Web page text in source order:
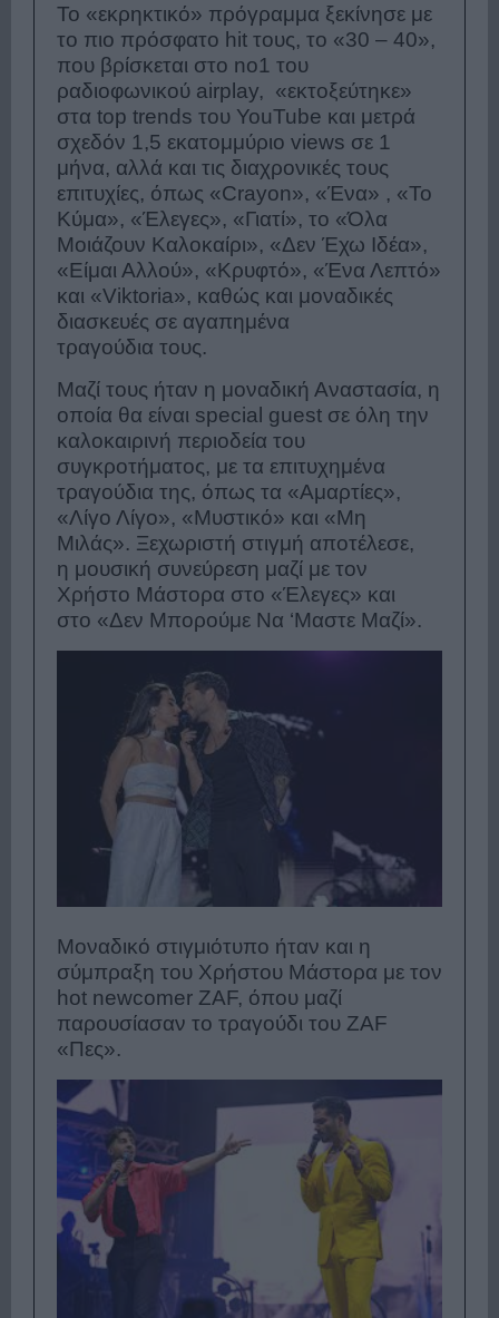
Το «εκρηκτικό» πρόγραμμα ξεκίνησε με
το πιο πρόσφατο hit τους, το «30 – 40»,
που βρίσκεται στο no1 του
ραδιοφωνικού airplay, «εκτοξεύτηκε»
στα top trends του YouTube και μετρά
σχεδόν 1,5 εκατομμύριο views σε 1
μήνα, αλλά και τις διαχρονικές τους
επιτυχίες, όπως «Crayon», «Ένα» , «Το
Κύμα», «Έλεγες», «Γιατί», το «Όλα
Μοιάζουν Καλοκαίρι», «Δεν Έχω Ιδέα»,
«Είμαι Αλλού», «Κρυφτό», «Ένα Λεπτό»
και «Viktoria», καθώς και μοναδικές
διασκευές σε αγαπημένα
τραγούδια τους.
Μαζί τους ήταν η μοναδική Αναστασία, η
οποία θα είναι special guest σε όλη την
καλοκαιρινή περιοδεία του
συγκροτήματος, με τα επιτυχημένα
τραγούδια της, όπως τα «Αμαρτίες»,
«Λίγο Λίγο», «Μυστικό» και «Μη
Μιλάς». Ξεχωριστή στιγμή αποτέλεσε,
η μουσική συνεύρεση μαζί με τον
Χρήστο Μάστορα στο «Έλεγες» και
στο «Δεν Μπορούμε Να ‘Μαστε Μαζί».
Μοναδικό στιγμιότυπο ήταν και η
σύμπραξη του Χρήστου Μάστορα με τον
hot newcomer ZAF, όπου μαζί
παρουσίασαν το τραγούδι του ZAF
«Πες».